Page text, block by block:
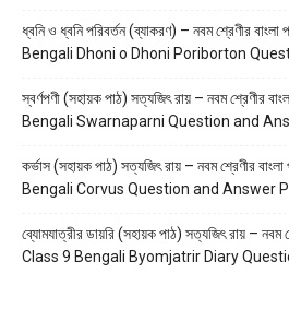
ধ্বনি ও ধ্বনি পরিবর্তন (ব্যাকরণ) – নবম শ্রেণীর
Bengali Dhoni o Dhoni Poriborton
স্বর্ণপণী (সহায়ক পাঠ) সত্যজিৎ রায় – নবম শ্রেণীর
Bengali Swarnaparni Question and
কর্ভাস (সহায়ক পাঠ) সত্যজিৎ রায় – নবম শ্রেণীর
Bengali Corvus Question and Answer
ব্যোমযাত্রীর ডায়রি (সহায়ক পাঠ) সত্যজিৎ রায় –
Class 9 Bengali Byomjatrir Diary